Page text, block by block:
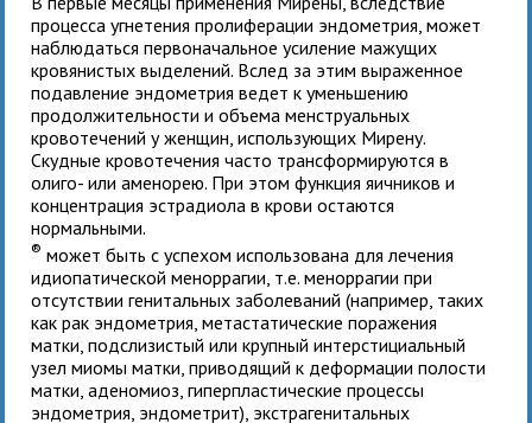
процесса угнетения пролиферации эндометрия, может
наблюдаться первоначальное усиление мажущих
кровянистых выделений. Вслед за этим выраженное
подавление эндометрия ведет к уменьшению
продолжительности и объема менструальных
кровотечений у женщин, использующих Мирену.
Скудные кровотечения часто трансформируются в
олиго- или аменорею. При этом функция яичников и
концентрация эстрадиола в крови остаются
нормальными.
® может быть с успехом использована для лечения
идиопатической меноррагии, т.е. меноррагии при
отсутствии генитальных заболеваний (например, таких
как рак эндометрия, метастатические поражения
матки, подслизистый или крупный интерстициальный
узел миомы матки, приводящий к деформации полости
матки, аденомиоз, гиперпластические процессы
эндометрия, эндометрит), экстрагенитальных